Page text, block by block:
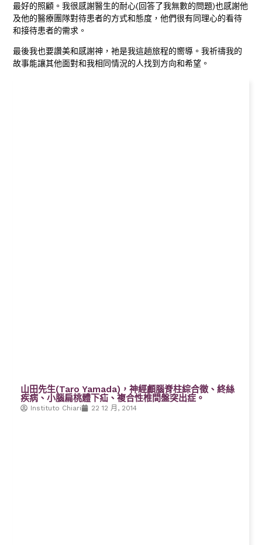
最好的照顧。我很感謝醫生的耐心(回答了我無數的問題)也感謝他
及他的醫療團隊對待患者的方式和態度，他們很有同理心的看待
和接待患者的需求。
最後我也要讚美和感謝神，祂是我這趟旅程的嚮導。我祈禱我的
故事能讓其他面對和我相同情況的人找到方向和希望。
山田先生(Taro Yamada)，神經顱腦脊柱綜合徵、終絲
疾病、小腦扁桃體下疝、複合性椎間盤突出症。
Instituto Chiari 22 12 月, 2014